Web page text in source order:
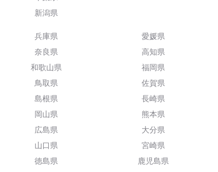
新潟県
兵庫県
奈良県
和歌山県
鳥取県
島根県
岡山県
広島県
山口県
徳島県
愛媛県
高知県
福岡県
佐賀県
長崎県
熊本県
大分県
宮崎県
鹿児島県